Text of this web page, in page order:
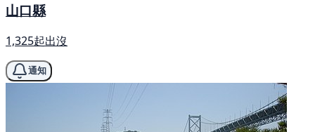
山口縣
1,325起出沒
通知